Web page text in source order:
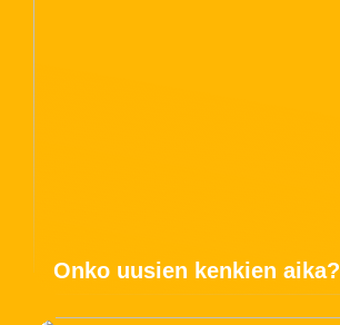
Onko uusien kenkien aika?